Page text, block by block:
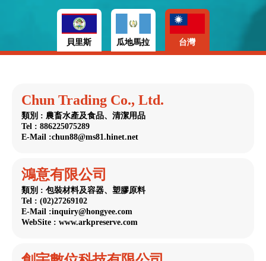
貝里斯 瓜地馬拉 台灣
Chun Trading Co., Ltd.
類別 : 農畜水產及食品、清潔用品
Tel : 886225075289
E-Mail :chun88@ms81.hinet.net
鴻意有限公司
類別 : 包裝材料及容器、塑膠原料
Tel : (02)27269102
E-Mail :inquiry@hongyee.com
WebSite : www.arkpreserve.com